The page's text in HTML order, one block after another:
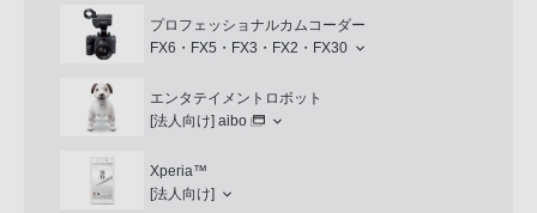
プロフェッショナルカムコーダー
FX6・FX5・FX3・FX2・FX30
エンタテイメントロボット
[法人向け] aibo
Xperia™
[法人向け]